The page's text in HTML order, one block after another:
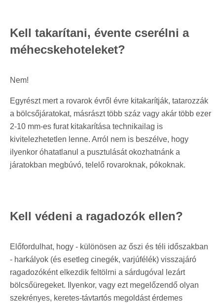
Kell takarítani, évente cserélni a
méhecskehoteleket?
Nem!
Egyrészt mert a rovarok évről évre kitakarítják, tatarozzák
a bölcsőjáratokat, másrászt több száz vagy akár több ezer
2-10 mm-es furat kitakarítása technikailag is
kivitelezhetetlen lenne. Arról nem is beszélve, hogy
ilyenkor óhatatlanul a pusztulását okozhatnánk a
járatokban megbúvó, telelő rovaroknak, pókoknak.
Kell védeni a ragadozók ellen?
Előfordulhat, hogy - különösen az őszi és téli időszakban
- harkályok (és esetleg cinegék, varjúfélék) visszajáró
ragadozóként elkezdik feltölrni a sárdugóval lezárt
bölcsőüregeket. Ilyenkor, vagy ezt megelőzendő olyan
szekrényes, keretes-távtartós megoldást érdemes